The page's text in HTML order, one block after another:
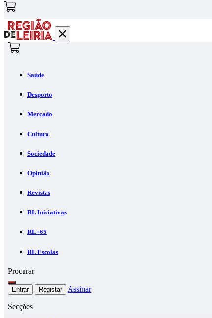
Saúde
Desporto
Mercado
Cultura
Sociedade
Opinião
Revistas
RL Iniciativas
RL+65
RL Escolas
Procurar
Entrar Registar Assinar
Secções